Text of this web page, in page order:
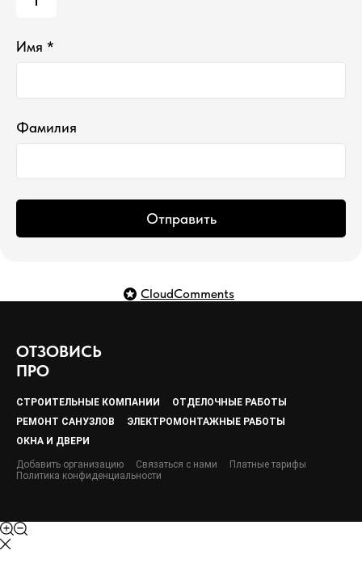
Имя *
Фамилия
Отправить
CloudComments
ОТЗОВИСЬ
ПРО
СТРОИТЕЛЬНЫЕ КОМПАНИИ
ОТДЕЛОЧНЫЕ РАБОТЫ
РЕМОНТ САНУЗЛОВ
ЭЛЕКТРОМОНТАЖНЫЕ РАБОТЫ
ОКНА И ДВЕРИ
Добавить организацию Связаться с нами
Платные тарифы
Политика конфиденциальности